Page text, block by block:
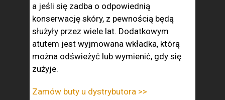
a jeśli się zadba o odpowiednią
konserwację skóry, z pewnością będą
służyły przez wiele lat. Dodatkowym
atutem jest wyjmowana wkładka, którą
można odświeżyć lub wymienić, gdy się
zużyje.
Zamów buty u dystrybutora >>